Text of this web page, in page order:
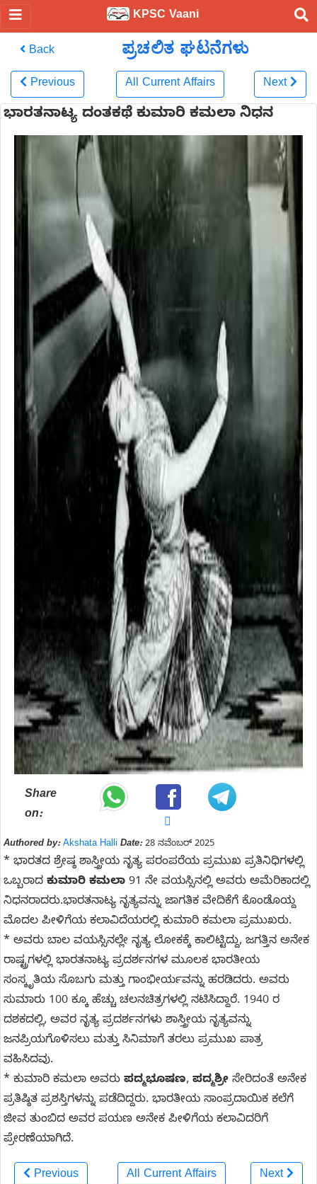
KPSC Vaani
Back ಪ್ರಚಲಿತ ಘಟನೆಗಳು
Previous All Current Affairs Next
ಭಾರತನಾಟ್ಯ ದಂತಕಥೆ ಕುಮಾರಿ ಕಮಲಾ ನಿಧನ
Share
on:
Authored by: Akshata Halli Date:28 ನವೆಂಬರ್ 2025
* ಭಾರತದ ಶ್ರೇಷ್ಠ ಶಾಸ್ತ್ರೀಯ ನೃತ್ಯ ಪರಂಪರೆಯ ಪ್ರಮುಖ ಪ್ರತಿನಿಧಿಗಳಲ್ಲಿ
ಒಬ್ಬರಾದ ಕುಮಾರಿ ಕಮಲಾ 91 ನೇ ವಯಸ್ಸಿನಲ್ಲಿ ಅವರು ಅಮೆರಿಕಾದಲ್ಲಿ
ನಿಧನರಾದರು.ಭಾರತನಾಟ್ಯ ನೃತ್ಯವನ್ನು ಜಾಗತಿಕ ವೇದಿಕೆಗೆ ಕೊಂಡೊಯ್ದ
ಮೊದಲ ಪೀಳಿಗೆಯ ಕಲಾವಿದೆಯರಲ್ಲಿ ಕುಮಾರಿ ಕಮಲಾ ಪ್ರಮುಖರು.
* ಅವರು ಬಾಲ ವಯಸ್ಸಿನಲ್ಲೇ ನೃತ್ಯ ಲೋಕಕ್ಕೆ ಕಾಲಿಟ್ಟಿದ್ದು, ಜಗತ್ತಿನ ಅನೇಕ
ರಾಷ್ಟ್ರಗಳಲ್ಲಿ ಭಾರತನಾಟ್ಯ ಪ್ರದರ್ಶನಗಳ ಮೂಲಕ ಭಾರತೀಯ
ಸಂಸ್ಕೃತಿಯ ಸೊಬಗು ಮತ್ತು ಗಾಂಭೀರ್ಯವನ್ನು ಹರಡಿದರು. ಅವರು
ಸುಮಾರು 100 ಕ್ಕೂ ಹೆಚ್ಚು ಚಲನಚಿತ್ರಗಳಲ್ಲಿ ನಟಿಸಿದ್ದಾರೆ. 1940 ರ
ದಶಕದಲ್ಲಿ, ಅವರ ನೃತ್ಯ ಪ್ರದರ್ಶನಗಳು ಶಾಸ್ತ್ರೀಯ ನೃತ್ಯವನ್ನು
ಜನಪ್ರಿಯಗೊಳಿಸಲು ಮತ್ತು ಸಿನಿಮಾಗೆ ತರಲು ಪ್ರಮುಖ ಪಾತ್ರ
ವಹಿಸಿದವು.
* ಕುಮಾರಿ ಕಮಲಾ ಅವರು ಪದ್ಮಭೂಷಣ, ಪದ್ಮಶ್ರೀ ಸೇರಿದಂತೆ ಅನೇಕ
ಪ್ರತಿಷ್ಠಿತ ಪ್ರಶಸ್ತಿಗಳನ್ನು ಪಡೆದಿದ್ದರು. ಭಾರತೀಯ ಸಾಂಪ್ರದಾಯಿಕ ಕಲೆಗೆ
ಜೀವ ತುಂಬಿದ ಅವರ ಪಯಣ ಅನೇಕ ಪೀಳಿಗೆಯ ಕಲಾವಿದರಿಗೆ
ಪ್ರೇರಣೆಯಾಗಿದೆ.
Previous All Current Affairs Next